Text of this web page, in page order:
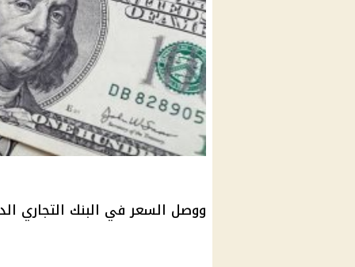
ووصل السعر في البنك التجاري الدولي إلى 46.82 جنيه للشراء